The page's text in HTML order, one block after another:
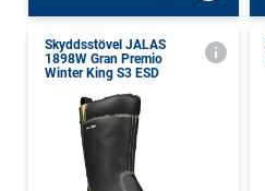
Skyddsstövel JALAS
1898W Gran Premio
Winter King S3 ESD